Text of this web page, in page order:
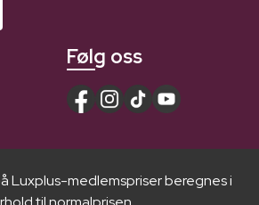
Følg oss
Luxplus-medlemspriser beregnes i